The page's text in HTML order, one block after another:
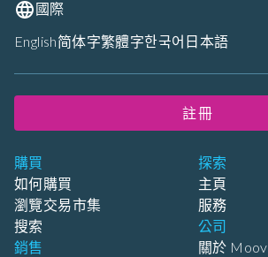
購買
如何購買
瀏覽交易市集
搜索
銷售
探索
主頁
服務
公司
關於 Moov
國際
English简体字繁體字한국어 日本語
註冊